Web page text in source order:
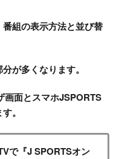
組の表示方法と並び替
が多くなります。
面とスマホJSPORTS
。
で『J SPORTSオン